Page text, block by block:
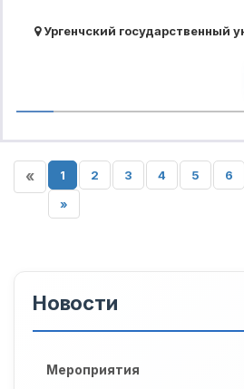
Ургенчский государственный
« 1 2 3 4 5 6
»
Новости
Мероприятия